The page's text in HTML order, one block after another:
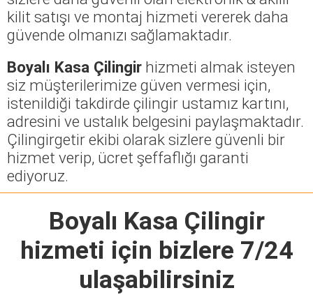
kilit satışı ve montaj hizmeti vererek daha
güvende olmanızı sağlamaktadır.
Boyalı Kasa Çilingir hizmeti almak isteyen
siz müşterilerimize güven vermesi için,
istenildiği takdirde çilingir ustamız kartını,
adresini ve ustalık belgesini paylaşmaktadır.
Çilingirgetir ekibi olarak sizlere güvenli bir
hizmet verip, ücret şeffaflığı garanti
ediyoruz.
Boyalı Kasa Çilingir
hizmeti için bizlere 7/24
ulaşabilirsiniz